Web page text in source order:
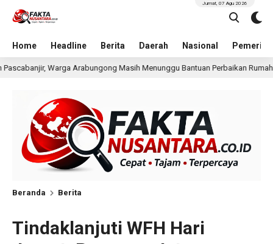
Home Headline Berita Daerah Nasional
Jumat, 07 Agu 2026
Menunggu Bantuan Perbaikan Rumah 15 jam lalu Pria
Beranda Berita
Tindaklanjuti WFH Hari